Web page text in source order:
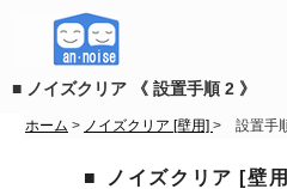
■ ノイズクリア 《 設置手順 2 》
ホーム > ノイズクリア [壁用] > 設置手
ノイズクリア [壁